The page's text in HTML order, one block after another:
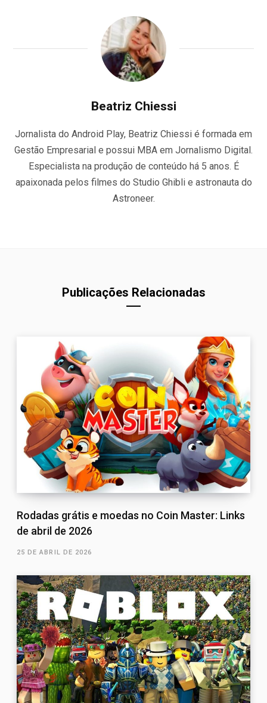
Beatriz Chiessi
Jornalista do Android Play, Beatriz Chiessi é formada em
Gestão Empresarial e possui MBA em Jornalismo Digital.
Especialista na produção de conteúdo há 5 anos. É
apaixonada pelos filmes do Studio Ghibli e astronauta do
Astroneer.
Publicações Relacionadas
Rodadas grátis e moedas no Coin Master: Links
de abril de 2026
25 DE ABRIL DE 2026